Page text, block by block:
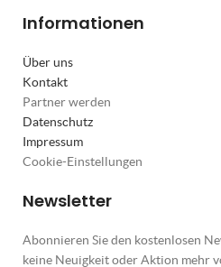
Informationen
Über uns
Kontakt
Partner werden
Datenschutz
Impressum
Cookie-Einstellungen
Newsletter
Abonnieren Sie den kostenlosen
keine Neuigkeit oder Aktion mehr